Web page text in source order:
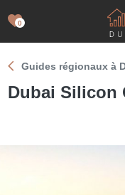
0
Guides régionaux à
Dubai Silicon